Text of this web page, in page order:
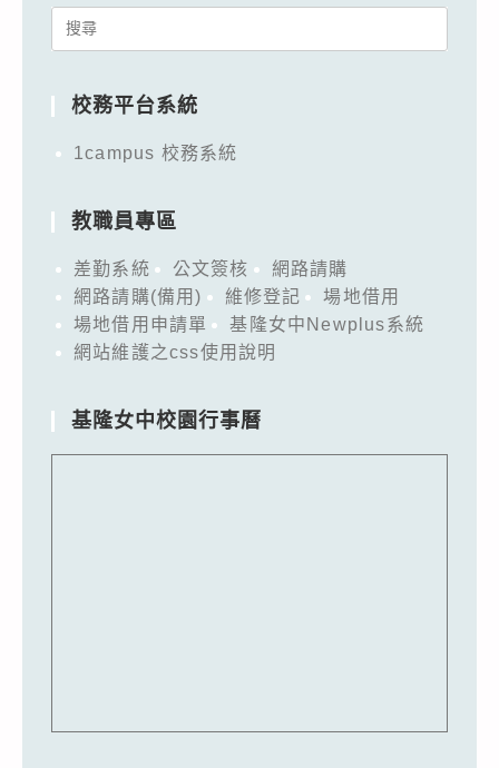
Search
校務平台系統
1campus 校務系統
教職員專區
差勤系統 公文簽核
網路請購
網路請購(備用)
維修登記
場地借用
場地借用申請單
基隆女中Newplus系統
網站維護之css使用說明
基隆女中校園行事曆